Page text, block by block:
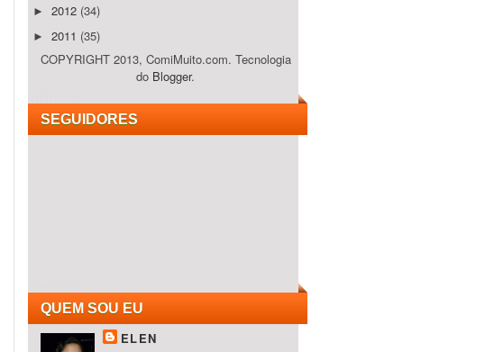
► 2012 (34)
► 2011 (35)
COPYRIGHT 2013, ComiMuito.com. Tecnologia
do Blogger.
SEGUIDORES
QUEM SOU EU
ELEN